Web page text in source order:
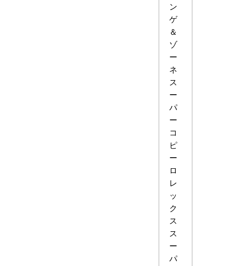
ン
ゲ
＆
ゾ
ー
ネ
ス
ー
パ
ー
コ
ピ
ー
ロ
レ
ッ
ク
ス
ス
ー
パ